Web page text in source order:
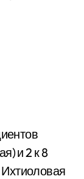
и 2 к 8